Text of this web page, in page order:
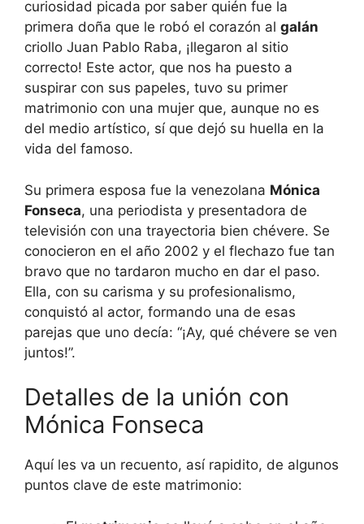
curiosidad picada por saber quién fue la
primera doña que le robó el corazón al galán
criollo Juan Pablo Raba, ¡llegaron al sitio
correcto! Este actor, que nos ha puesto a
suspirar con sus papeles, tuvo su primer
matrimonio con una mujer que, aunque no es
del medio artístico, sí que dejó su huella en la
vida del famoso.
Su primera esposa fue la venezolana Mónica
Fonseca, una periodista y presentadora de
televisión con una trayectoria bien chévere. Se
conocieron en el año 2002 y el flechazo fue tan
bravo que no tardaron mucho en dar el paso.
Ella, con su carisma y su profesionalismo,
conquistó al actor, formando una de esas
parejas que uno decía: “¡Ay, qué chévere se ven
juntos!”.
Detalles de la unión con
Mónica Fonseca
Aquí les va un recuento, así rapidito, de algunos
puntos clave de este matrimonio: